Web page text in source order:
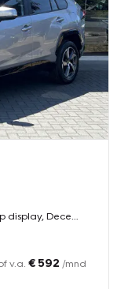
v.a. € 592 /mnd